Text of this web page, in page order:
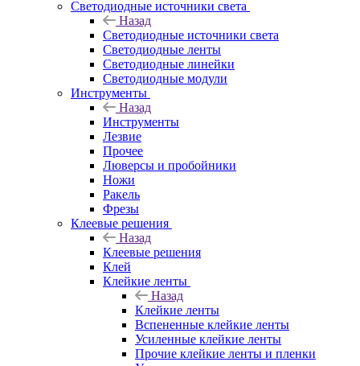
Светодиодные источники света
Назад
Светодиодные источники света
Светодиодные ленты
Светодиодные линейки
Светодиодные модули
Инструменты
Назад
Инструменты
Лезвие
Прочее
Люверсы и пробойники
Ножи
Ракель
Фрезы
Клеевые решения
Назад
Клеевые решения
Клей
Клейкие ленты
Назад
Клейкие ленты
Вспененные клейкие ленты
Усиленные клейкие ленты
Прочие клейкие ленты и пленки